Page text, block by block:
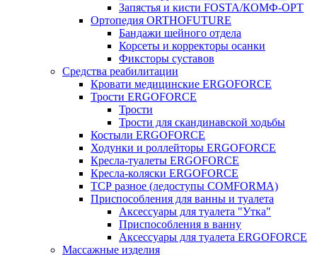
Запястья и кисти FOSTA/КОМФ-ОРТ
Ортопедия ORTHOFUTURE
Бандажи шейного отдела
Корсеты и корректоры осанки
Фиксторы суставов
Средства реабилитации
Кровати медицинские ERGOFORCE
Трости ERGOFORCE
Трости
Трости для скандинавской ходьбы
Костыли ERGOFORCE
Ходунки и роллейторы ERGOFORCE
Кресла-туалеты ERGOFORCE
Кресла-коляски ERGOFORCE
ТСР разное (ледоступы COMFORMA)
Приспособления для ванны и туалета
Аксессуары для туалета "Утка"
Приспособления в ванну
Аксессуары для туалета ERGOFORCE
Массажные изделия